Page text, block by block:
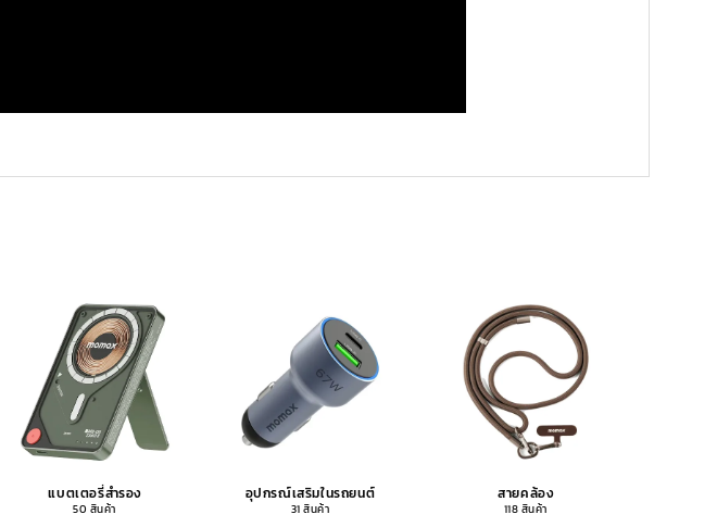
แบตเตอรี่สำรอง
50 สินค้า
อุปกรณ์เสริมในรถยนต์
31 สินค้า
สายคล้อง
118 สินค้า